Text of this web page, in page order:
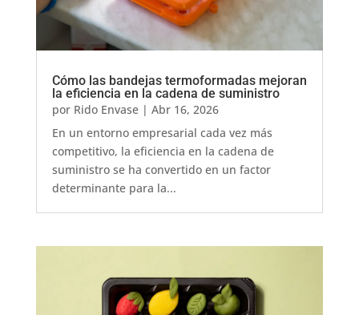
Cómo las bandejas termoformadas mejoran
la eficiencia en la cadena de suministro
por Rido Envase| Abr 16, 2026
En un entorno empresarial cada vez más
competitivo, la eficiencia en la cadena de
suministro se ha convertido en un factor
determinante para la...